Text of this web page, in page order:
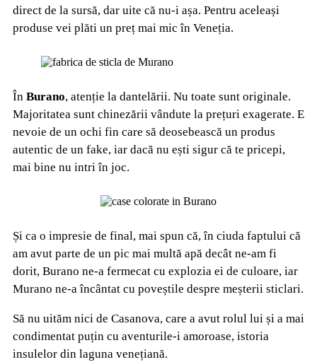
direct de la sursă, dar uite că nu-i așa. Pentru aceleași
produse vei plăti un preț mai mic în Veneția.
În Burano, atenție la dantelării. Nu toate sunt originale.
Majoritatea sunt chinezării vândute la prețuri exagerate. E
nevoie de un ochi fin care să deosebească un produs
autentic de un fake, iar dacă nu ești sigur că te pricepi,
mai bine nu intri în joc.
Și ca o impresie de final, mai spun că, în ciuda faptului că
am avut parte de un pic mai multă apă decât ne-am fi
dorit, Burano ne-a fermecat cu explozia ei de culoare, iar
Murano ne-a încântat cu poveștile despre meșterii sticlari.
Să nu uităm nici de Casanova, care a avut rolul lui și a mai
condimentat puțin cu aventurile-i amoroase, istoria
insulelor din laguna venețiană.